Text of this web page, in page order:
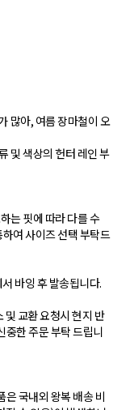
많아, 여름 장마철이 오
및 색상의 헌터 레인 부
는 핏에 따라 다를 수
여 사이즈 선택 부탁드
바잉 후 발송됩니다.
교환 요청시 현지 반
중한 주문 부탁 드립니
은 국내외 왕복 배송 비